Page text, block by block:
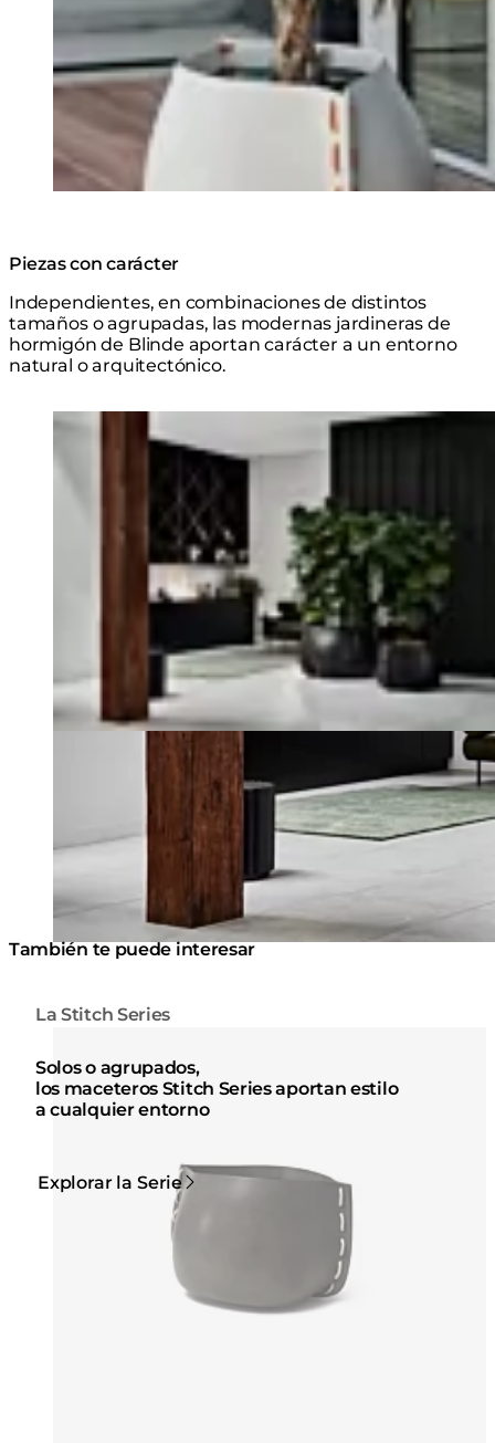
Piezas con carácter
Independientes, en combinaciones de distintos
tamaños o agrupadas, las modernas jardineras de
hormigón de Blinde aportan carácter a un entorno
natural o arquitectónico.
Loading image...
La Stitch Series
Solos o agrupados,
los maceteros Stitch Series aportan estilo
a cualquier entorno
Explorar la Serie
También te puede interesar
Colores: